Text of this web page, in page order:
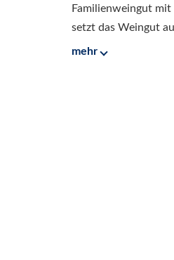
Familienweingut
setzt das Weingut
mehr